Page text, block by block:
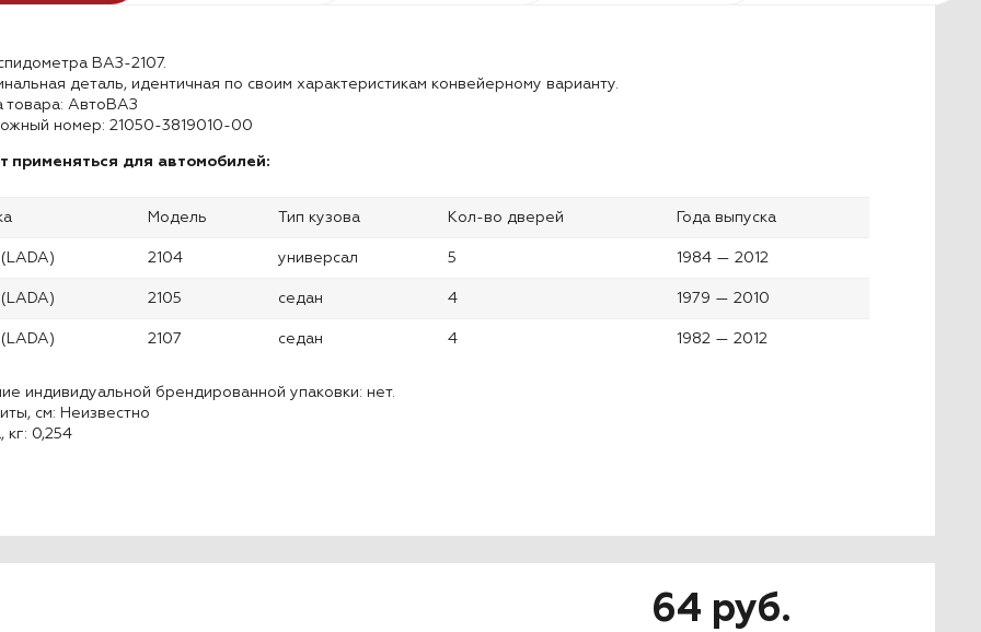
ВАЗ-2107.
деталь, идентичная по своим характеристикам конвейерному варианту.
товара: АвтоВАЗ
номер: 21050-3819010-00
применяться для автомобилей:
Модель Тип кузова Кол-во дверей Года выпуска
2104 универсал 5 1984 — 2012
2105 седан 4 1979 — 2010
2107 седан 4 1982 — 2012
индивидуальной брендированной упаковки: нет.
см: Неизвестно
кг: 0,254
64 руб.